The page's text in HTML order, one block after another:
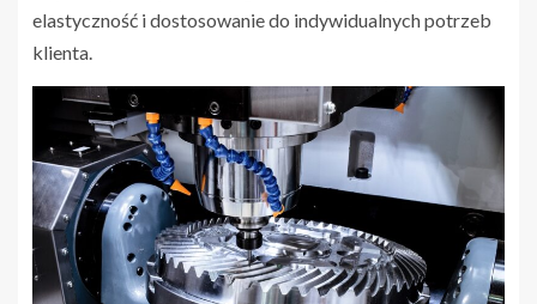
elastyczność i dostosowanie do indywidualnych potrzeb
klienta.